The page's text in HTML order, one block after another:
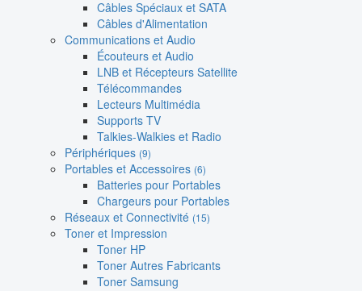
Câbles Spéciaux et SATA
Câbles d'Alimentation
Communications et Audio
Écouteurs et Audio
LNB et Récepteurs Satellite
Télécommandes
Lecteurs Multimédia
Supports TV
Talkies-Walkies et Radio
Périphériques (9)
Portables et Accessoires (6)
Batteries pour Portables
Chargeurs pour Portables
Réseaux et Connectivité (15)
Toner et Impression
Toner HP
Toner Autres Fabricants
Toner Samsung